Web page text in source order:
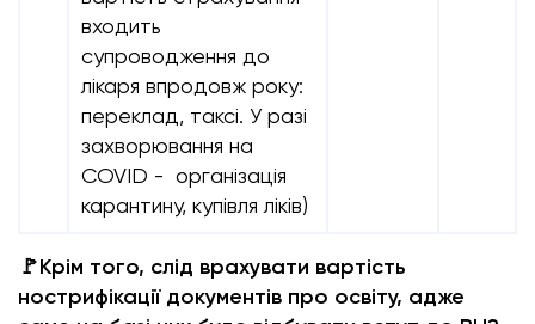
входить
супроводження до
лікаря впродовж року:
переклад, таксі. У разі
захворювання на
COVID - організація
карантину, купівля ліків)
🚩Крім того, слід врахувати вартість
нострифікації документів про освіту, адже